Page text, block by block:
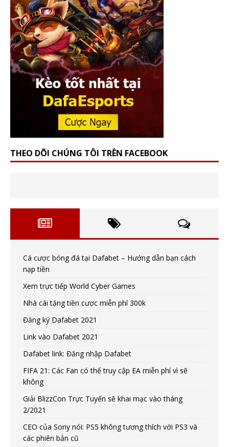
THEO DÕI CHÚNG TÔI TRÊN FACEBOOK
Cá cược bóng đá tại Dafabet – Hướng dẫn bạn cách
nạp tiền
Xem trực tiếp World Cyber Games
Nhà cái tặng tiền cược miễn phí 300k
Đăng ký Dafabet 2021
Link vào Dafabet 2021
Dafabet link: Đăng nhập Dafabet
FIFA 21: Các Fan có thể truy cập EA miễn phí vì sẽ
không
Giải BlizzCon Trực Tuyến sẽ khai mạc vào tháng
2/2021
CEO của Sony nói: PS5 không tương thích với PS3 và
các phiên bản cũ